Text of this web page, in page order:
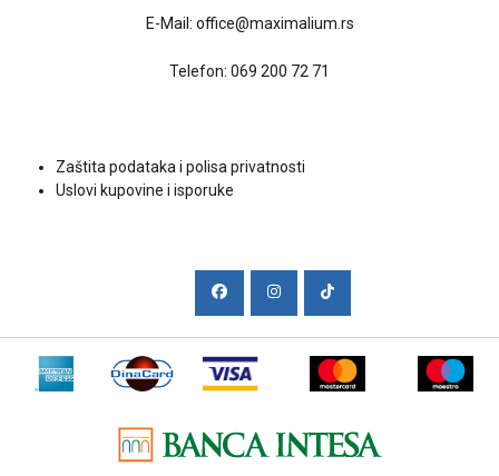
E-Mail: office@maximalium.rs
Telefon: 069 200 72 71
Zaštita podataka i polisa privatnosti
Uslovi kupovine i isporuke